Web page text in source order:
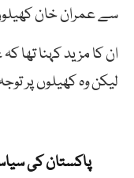
سے عمران خان
ان کا مزید کہنا تھا
لیکن وہ کھیلوں پر
پاکستان کی